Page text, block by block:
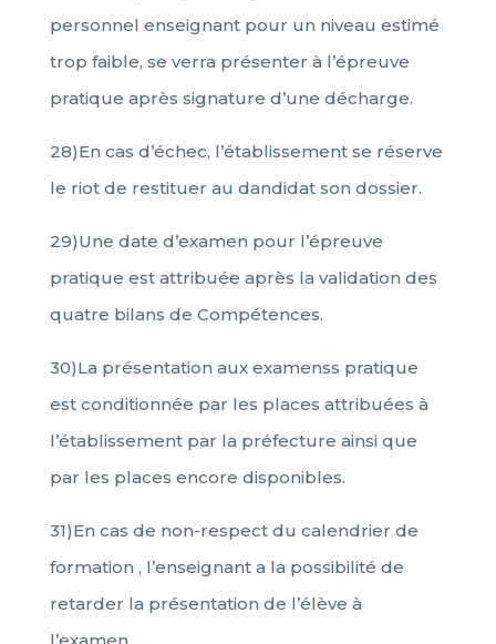
personnel enseignant pour un niveau estimé
trop faible, se verra présenter à l’épreuve
pratique après signature d’une décharge.
28)En cas d’échec, l’établissement se réserve
le riot de restituer au dandidat son dossier.
29)Une date d’examen pour l’épreuve
pratique est attribuée après la validation des
quatre bilans de Compétences.
30)La présentation aux examenss pratique
est conditionnée par les places attribuées à
l’établissement par la préfecture ainsi que
par les places encore disponibles.
31)En cas de non-respect du calendrier de
formation , l’enseignant a la possibilité de
retarder la présentation de l’élève à